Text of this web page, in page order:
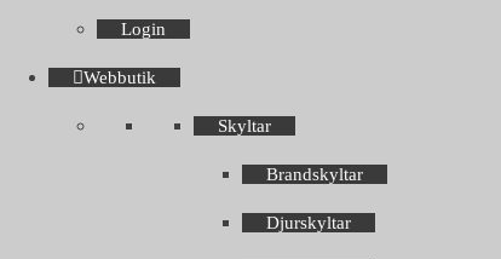
Login
Webbutik
Skyltar
Brandskyltar
Djurskyltar